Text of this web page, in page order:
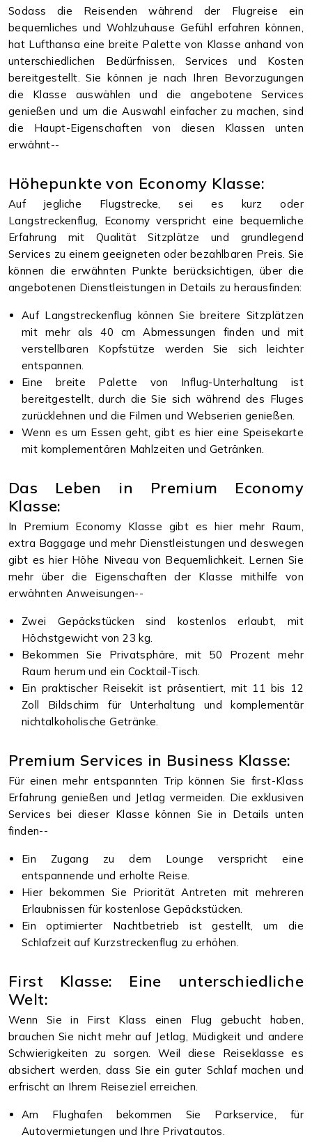
Sodass die Reisenden während der Flugreise ein
bequemliches und Wohlzuhause Gefühl erfahren können,
hat Lufthansa eine breite Palette von Klasse anhand von
unterschiedlichen Bedürfnissen, Services und Kosten
bereitgestellt. Sie können je nach Ihren Bevorzugungen
die Klasse auswählen und die angebotene Services
genießen und um die Auswahl einfacher zu machen, sind
die Haupt-Eigenschaften von diesen Klassen unten
erwähnt--
Höhepunkte von Economy Klasse:
Auf jegliche Flugstrecke, sei es kurz oder
Langstreckenflug, Economy verspricht eine bequemliche
Erfahrung mit Qualität Sitzplätze und grundlegend
Services zu einem geeigneten oder bezahlbaren Preis. Sie
können die erwähnten Punkte berücksichtigen, über die
angebotenen Dienstleistungen in Details zu herausfinden:
Auf Langstreckenflug können Sie breitere Sitzplätzen
mit mehr als 40 cm Abmessungen finden und mit
verstellbaren Kopfstütze werden Sie sich leichter
entspannen.
Eine breite Palette von Influg-Unterhaltung ist
bereitgestellt, durch die Sie sich während des Fluges
zurücklehnen und die Filmen und Webserien genießen.
Wenn es um Essen geht, gibt es hier eine Speisekarte
mit komplementären Mahlzeiten und Getränken.
Das Leben in Premium Economy
Klasse:
In Premium Economy Klasse gibt es hier mehr Raum,
extra Baggage und mehr Dienstleistungen und deswegen
gibt es hier Höhe Niveau von Bequemlichkeit. Lernen Sie
mehr über die Eigenschaften der Klasse mithilfe von
erwähnten Anweisungen--
Zwei Gepäckstücken sind kostenlos erlaubt, mit
Höchstgewicht von 23 kg.
Bekommen Sie Privatsphäre, mit 50 Prozent mehr
Raum herum und ein Cocktail-Tisch.
Ein praktischer Reisekit ist präsentiert, mit 11 bis 12
Zoll Bildschirm für Unterhaltung und komplementär
nichtalkoholische Getränke.
Premium Services in Business Klasse:
Für einen mehr entspannten Trip können Sie first-Klass
Erfahrung genießen und Jetlag vermeiden. Die exklusiven
Services bei dieser Klasse können Sie in Details unten
finden--
Ein Zugang zu dem Lounge verspricht eine
entspannende und erholte Reise.
Hier bekommen Sie Priorität Antreten mit mehreren
Erlaubnissen für kostenlose Gepäckstücken.
Ein optimierter Nachtbetrieb ist gestellt, um die
Schlafzeit auf Kurzstreckenflug zu erhöhen.
First Klasse: Eine unterschiedliche
Welt:
Wenn Sie in First Klass einen Flug gebucht haben,
brauchen Sie nicht mehr auf Jetlag, Müdigkeit und andere
Schwierigkeiten zu sorgen. Weil diese Reiseklasse es
absichert werden, dass Sie ein guter Schlaf machen und
erfrischt an Ihrem Reiseziel erreichen.
Am Flughafen bekommen Sie Parkservice, für
Autovermietungen und Ihre Privatautos.